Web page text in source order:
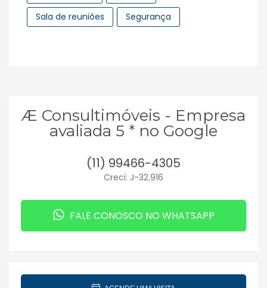
Sala de reuniões
Segurança
Æ Consultimóveis - Empresa
avaliada 5 * no Google
(11) 99466-4305
Creci: J-32.916
FALE CONOSCO NO WHATSAPP